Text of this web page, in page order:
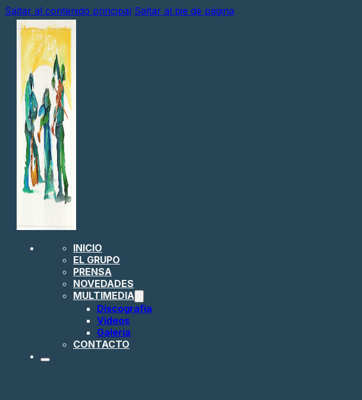
Saltar al contenido principal Saltar al pie de página
INICIO
EL GRUPO
PRENSA
NOVEDADES
MULTIMEDIA
Discografía
Vídeos
Galería
CONTACTO